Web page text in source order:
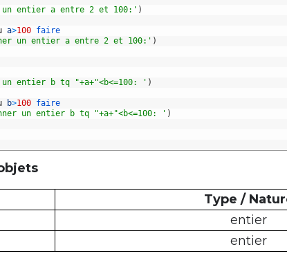
un entier a entre 2 et 100:' )
a>100 faire
un entier a entre 2 et 100:' )
un entier b tq "+a+"<b<=100: ' )
b>100 faire
un entier b tq "+a+"<b<=100: ' )
Type /
entier
entier